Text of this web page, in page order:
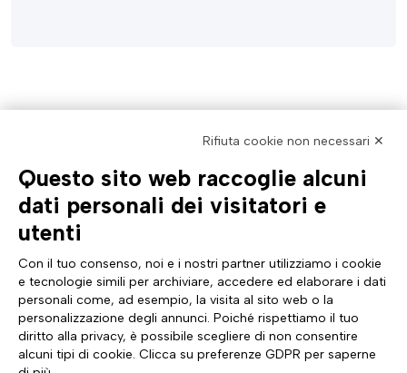
AZIENDA
Profilo aziendale
Certificazioni
Cyber Security
Analyst Report
Dichiarazione di Accessibilità
TUTTO SU DI NOI
Documentazione
Comunicati stampa
Sito internazionale
Diventa Partner
ASSISTENZA
Contattaci
FAQ e guide
SEGUICI SU
Rifiuta cookie non necessari ✕
Questo sito web raccoglie alcuni
dati personali dei visitatori e
utenti
Con il tuo consenso, noi e i nostri partner utilizziamo i cookie
e tecnologie simili per archiviare, accedere ed elaborare i dati
personali come, ad esempio, la visita al sito web o la
personalizzazione degli annunci. Poiché rispettiamo il tuo
diritto alla privacy, è possibile scegliere di non consentire
alcuni tipi di cookie. Clicca su preferenze GDPR per saperne